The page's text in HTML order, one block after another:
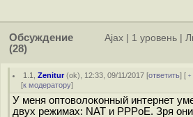
Обсуждение
(28)
Ajax 1 уровень
1.1 ,Zenitur(ok), 12:33, 09/11/2017 [ответить] [
[к модератору]
У меня оптоволоконный интернет
двух режимах: NAT и PPPoE. Зря